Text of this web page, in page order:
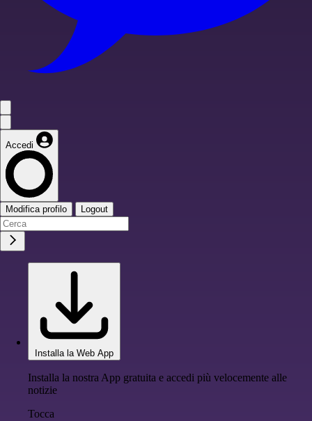
Accedi
Modifica profilo Logout
Installa la Web App
Installa la nostra App gratuita e accedi più velocemente alle
notizie
Tocca